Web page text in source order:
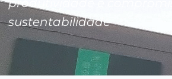
produtividade e
sustentabilidade